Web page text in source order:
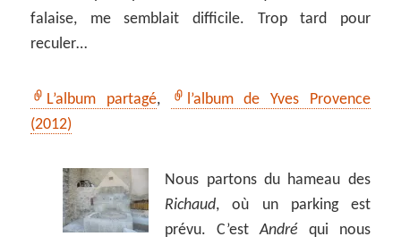
falaise, me semblait difficile. Trop tard pour
reculer…
L’album partagé,
l’album de Yves Provence
(2012)
Nous partons du hameau des
Richaud, où un parking est
prévu. C’estAndré qui nous